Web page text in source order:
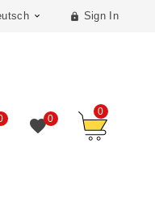
  Sign In
0
0